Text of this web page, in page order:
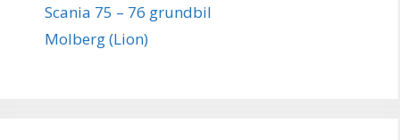
Scania 75 – 76 grundbil
Molberg (Lion)